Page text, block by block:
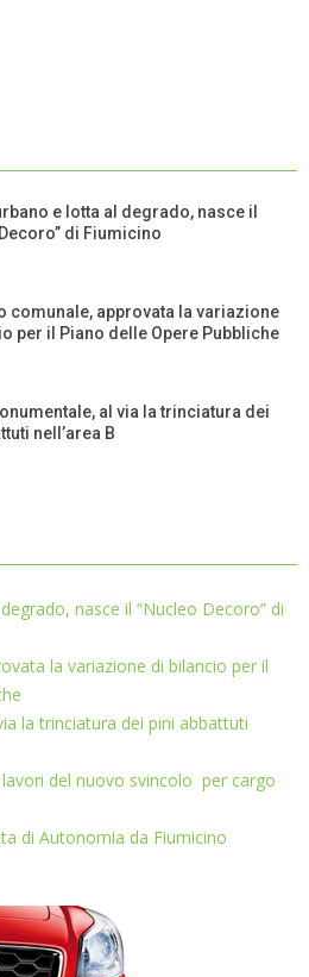
e lotta al degrado, nasce il
di Fiumicino
comunale, approvata la variazione
per il Piano delle Opere Pubbliche
al via la trinciatura dei
nell’area B
nasce il “Nucleo Decoro” di
la variazione di bilancio per il
la trinciatura dei pini abbattuti
del nuovo svincolo per cargo
di Autonomia da Fiumicino